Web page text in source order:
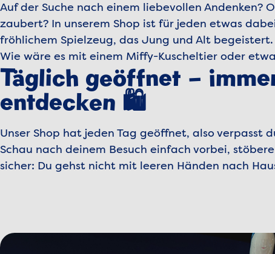
Auf der Suche nach einem liebevollen Andenken?
zaubert? In unserem Shop ist für jeden etwas
fröhlichem Spielzeug, das Jung und Alt begeistert.
Wie wäre es mit einem Miffy-Kuscheltier oder
Täglich geöffnet –
entdecken 🛍️
Unser Shop hat jeden Tag geöffnet, also verpasst
Schau nach deinem Besuch einfach vorbei,
sicher: Du gehst nicht mit leeren Händen nach
Bild anzeigen Vliegtuig.JPG